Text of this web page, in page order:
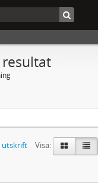
resultat
utskrift
Visa: